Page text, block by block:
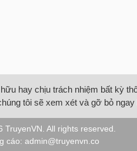
hay chịu trách nhiệm bất kỳ
tôi sẽ xem xét và gỡ bỏ ngay
TruyenVN . All rights reserved.
cáo: admin@truyenvn.co